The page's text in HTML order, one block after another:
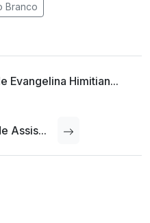
Branco
Evangelina Himitian...
Assis...